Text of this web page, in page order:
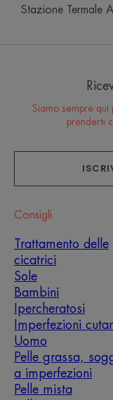
Stazione Termale
Siamo sempre qui
prenderti
Consigli
Trattamento delle
cicatrici
Sole
Bambini
Ipercheratosi
Imperfezioni
Uomo
Pelle grassa,
a imperfezioni
Pelle mista